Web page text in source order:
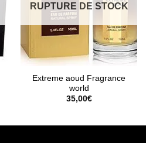
RUPTURE DE STOCK
Extreme aoud Fragrance
world
35,00€